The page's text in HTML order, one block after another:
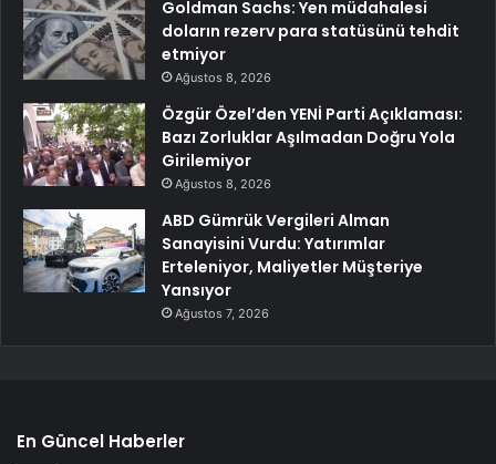
Goldman Sachs: Yen müdahalesi
doların rezerv para statüsünü tehdit
etmiyor
Ağustos 8, 2026
Özgür Özel’den YENİ Parti Açıklaması:
Bazı Zorluklar Aşılmadan Doğru Yola
Girilemiyor
Ağustos 8, 2026
ABD Gümrük Vergileri Alman
Sanayisini Vurdu: Yatırımlar
Erteleniyor, Maliyetler Müşteriye
Yansıyor
Ağustos 7, 2026
En Güncel Haberler